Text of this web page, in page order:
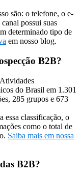
são: o telefone, o e-
possui suas
determinado tipo de
em nosso blog.
B2B?
do Brasil em 1.301
285 grupos e 673
essa classificação, o
como o total de
Saiba mais em nossa
B2B?